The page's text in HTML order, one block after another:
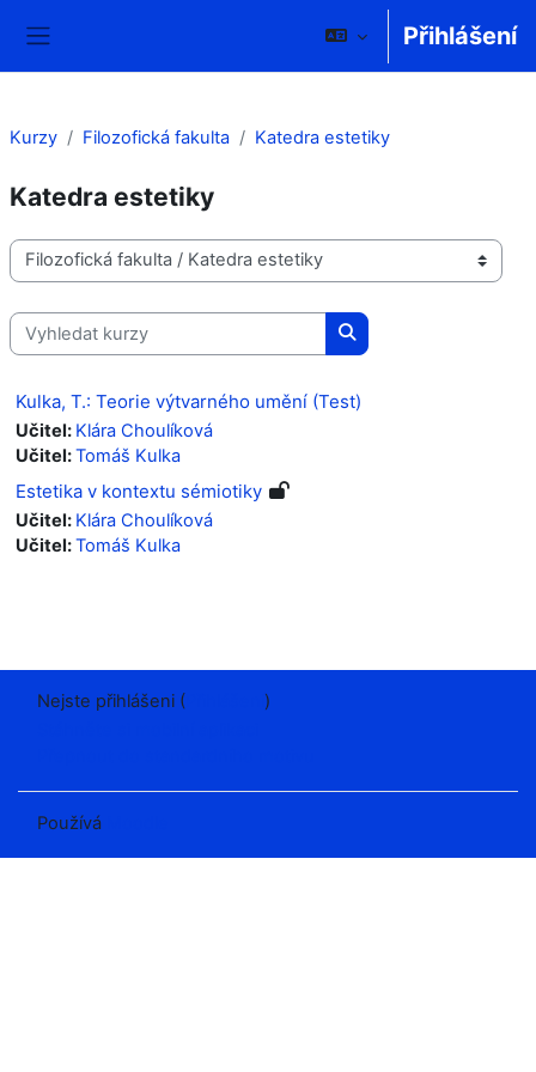
Přihlášení
Kurzy Filozofická fakulta Katedra estetiky
Katedra estetiky
Kategorie kurzů
Vyhledat kurzy
Vyhledat kurzy
Kulka, T.: Teorie výtvarného umění (Test)
Učitel: Klára Choulíková
Učitel:Tomáš Kulka
Estetika v kontextu sémiotiky
Učitel: Klára Choulíková
Učitel:Tomáš Kulka
Nejste přihlášeni (
)
Používá